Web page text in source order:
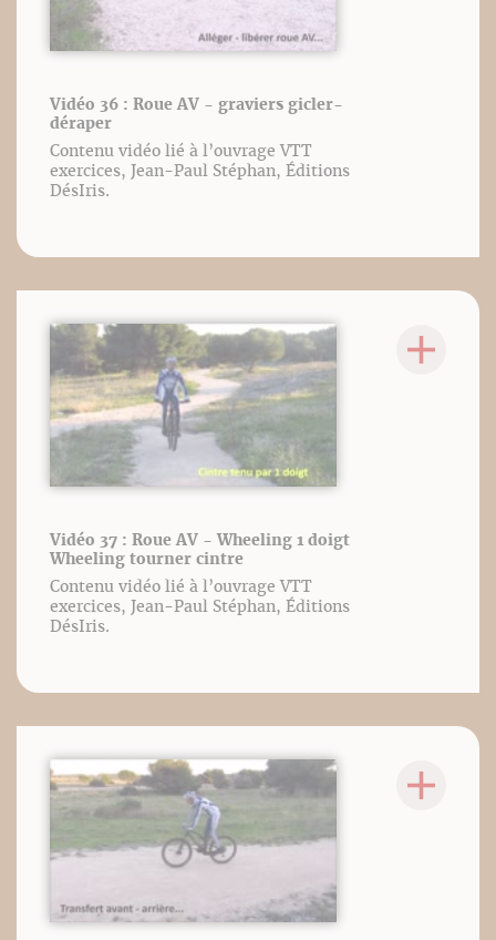
Vidéo 36 : Roue AV - graviers gicler-
déraper
Contenu vidéo lié à l’ouvrage VTT
exercices, Jean-Paul Stéphan, Éditions
DésIris.
Vidéo 37 : Roue AV - Wheeling 1 doigt
Wheeling tourner cintre
Contenu vidéo lié à l’ouvrage VTT
exercices, Jean-Paul Stéphan, Éditions
DésIris.